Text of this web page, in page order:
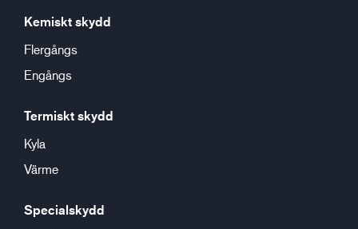
Kemiskt skydd
Flergångs
Engångs
Termiskt skydd
Kyla
Värme
Specialskydd